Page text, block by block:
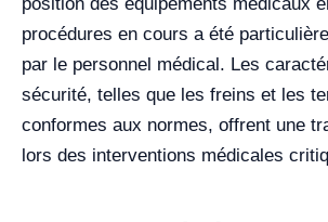
procédures en cours a été
par le personnel médical. Les
sécurité, telles que les freins et les
conformes aux normes, offrent une
lors des interventions médicales